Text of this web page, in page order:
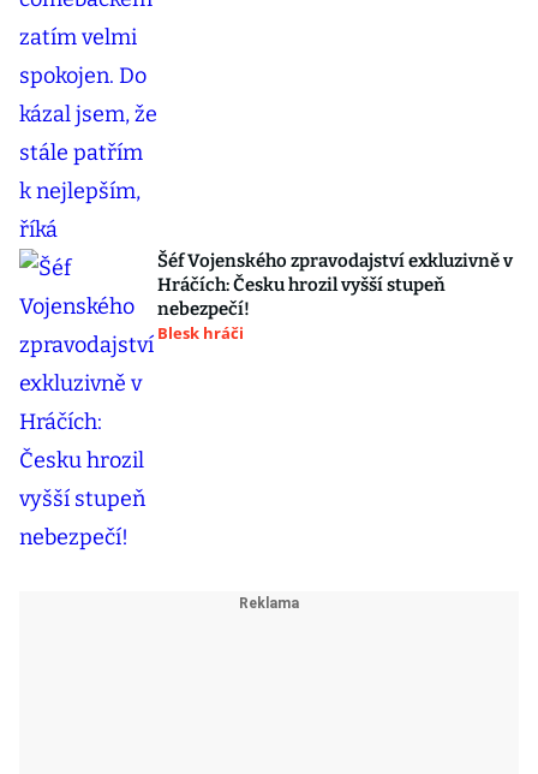
Šéf Vojenského zpravodajství exkluzivně v
Hráčích: Česku hrozil vyšší stupeň
nebezpečí!
Blesk hráči